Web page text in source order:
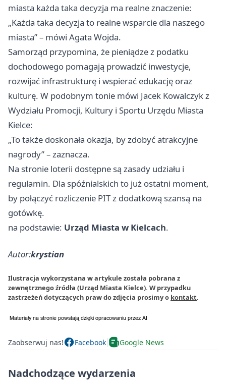
miasta każda taka decyzja ma realne znaczenie:
„Każda taka decyzja to realne wsparcie dla naszego
miasta” – mówi Agata Wojda.
Samorząd przypomina, że pieniądze z podatku
dochodowego pomagają prowadzić inwestycje,
rozwijać infrastrukturę i wspierać edukację oraz
kulturę. W podobnym tonie mówi Jacek Kowalczyk z
Wydziału Promocji, Kultury i Sportu Urzędu Miasta
Kielce:
„To także doskonała okazja, by zdobyć atrakcyjne
nagrody” – zaznacza.
Na stronie loterii dostępne są zasady udziału i
regulamin. Dla spóźnialskich to już ostatni moment,
by połączyć rozliczenie PIT z dodatkową szansą na
gotówkę.
na podstawie: Urząd Miasta w Kielcach.
Autor:krystian
Ilustracja wykorzystana w artykule została pobrana z
zewnętrznego źródła (Urząd Miasta Kielce). W przypadku
zastrzeżeń dotyczących praw do zdjęcia prosimy o kontakt.
Zaobserwuj nas! Facebook Google News
Nadchodzące wydarzenia